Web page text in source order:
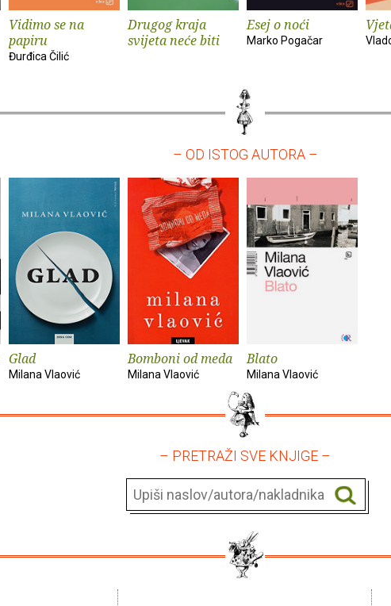
Vidimo se na
papiru
Đurđica Čilić
Drugog kraja
svijeta neće biti
Esej o noći
Marko Pogačar
– OD ISTOG AUTORA –
Glad
Milana Vlaović
Bomboni od meda
Milana Vlaović
Blato
Milana Vlaović
– PRETRAŽI SVE KNJIGE –